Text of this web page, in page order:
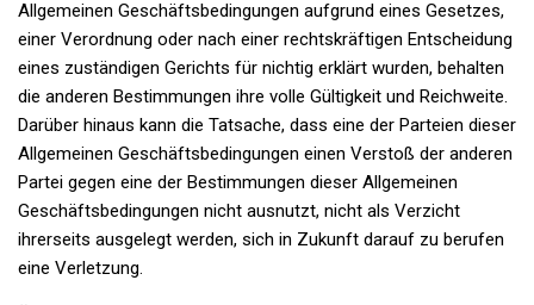
Allgemeinen Geschäftsbedingungen aufgrund eines Gesetzes,
einer Verordnung oder nach einer rechtskräftigen Entscheidung
eines zuständigen Gerichts für nichtig erklärt wurden, behalten
die anderen Bestimmungen ihre volle Gültigkeit und Reichweite.
Darüber hinaus kann die Tatsache, dass eine der Parteien dieser
Allgemeinen Geschäftsbedingungen einen Verstoß der anderen
Partei gegen eine der Bestimmungen dieser Allgemeinen
Geschäftsbedingungen nicht ausnutzt, nicht als Verzicht
ihrerseits ausgelegt werden, sich in Zukunft darauf zu berufen
eine Verletzung.